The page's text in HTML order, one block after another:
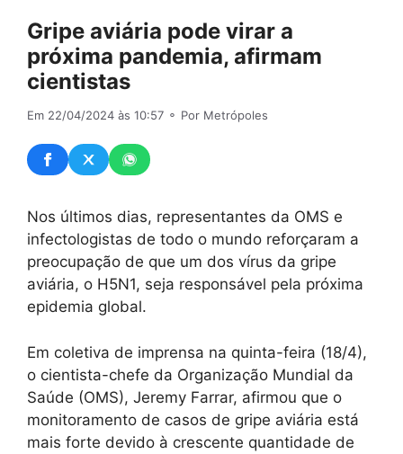
Gripe aviária pode virar a
próxima pandemia, afirmam
cientistas
Em 22/04/2024 às 10:57 ⚬ Por Metrópoles
Nos últimos dias, representantes da OMS e
infectologistas de todo o mundo reforçaram a
preocupação de que um dos vírus da gripe
aviária, o H5N1, seja responsável pela próxima
epidemia global.
Em coletiva de imprensa na quinta-feira (18/4),
o cientista-chefe da Organização Mundial da
Saúde (OMS), Jeremy Farrar, afirmou que o
monitoramento de casos de gripe aviária está
mais forte devido à crescente quantidade de